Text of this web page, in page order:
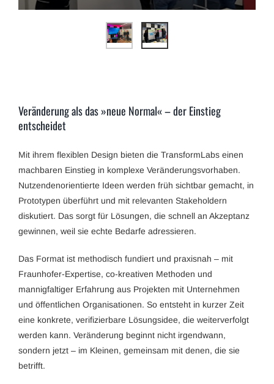
Veränderung als das »neue Normal« – der Einstieg
entscheidet
Mit ihrem flexiblen Design bieten die TransformLabs einen
machbaren Einstieg in komplexe Veränderungsvorhaben.
Nutzendenorientierte Ideen werden früh sichtbar gemacht, in
Prototypen überführt und mit relevanten Stakeholdern
diskutiert. Das sorgt für Lösungen, die schnell an Akzeptanz
gewinnen, weil sie echte Bedarfe adressieren.
Das Format ist methodisch fundiert und praxisnah – mit
Fraunhofer-Expertise, co-kreativen Methoden und
mannigfaltiger Erfahrung aus Projekten mit Unternehmen
und öffentlichen Organisationen. So entsteht in kurzer Zeit
eine konkrete, verifizierbare Lösungsidee, die weiterverfolgt
werden kann. Veränderung beginnt nicht irgendwann,
sondern jetzt – im Kleinen, gemeinsam mit denen, die sie
betrifft.